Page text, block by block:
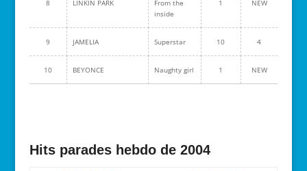
8 LINKIN PARK
From the
inside
1 NEW
9 JAMELIA Superstar 10 4
10 BEYONCE Naughty girl 1 NEW
Hits parades hebdo de 2004